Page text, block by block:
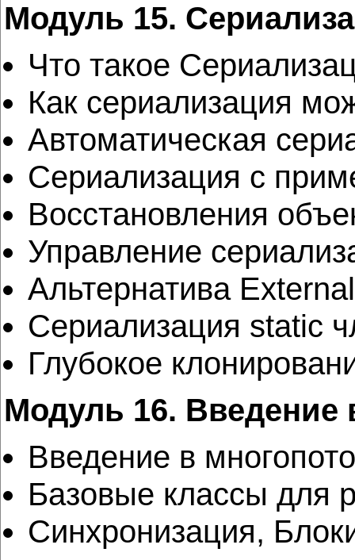
Модуль 15.
Что такое
Как сериализация
Автоматическая
Сериализация с
Восстановления
Управление
Альтернатива
Сериализация static
Глубокое
Модуль 16. Введение
Введение в
Базовые классы для
Синхронизация,